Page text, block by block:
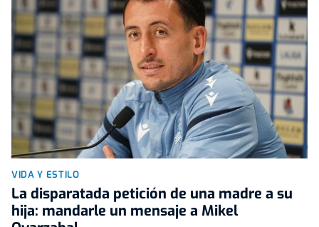
VIDA Y ESTILO
La disparatada petición de una madre a su
hija: mandarle un mensaje a Mikel